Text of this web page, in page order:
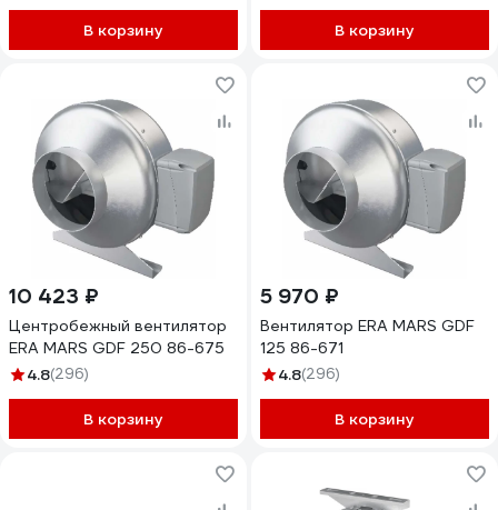
В корзину В корзину
10 423 ₽
Центробежный вентилятор
ERA MARS GDF 250 86-675
4.8(296)
В корзину
5 970 ₽
Вентилятор ERA MARS GDF
125 86-671
4.8(296)
В корзину